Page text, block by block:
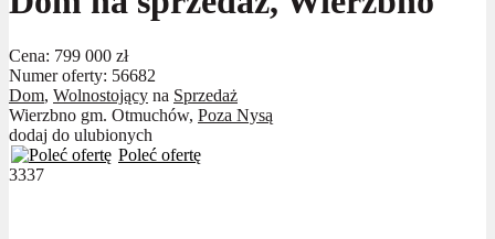
Cena: 799 000 zł
Numer oferty: 56682
Dom, Wolnostojący na Sprzedaż
Wierzbno gm. Otmuchów, Poza Nysą
dodaj do ulubionych
Poleć ofertę
3337